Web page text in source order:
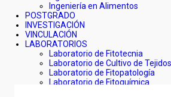
Ingeniería en Alimentos
POSTGRADO
INVESTIGACIÓN
VINCULACIÓN
LABORATORIOS
Laboratorio de Fitotecnia
Laboratorio de Cultivo de
Laboratorio de Fitopatología
Laboratorio de Fitoquímica
Laboratorio de Fisiología y